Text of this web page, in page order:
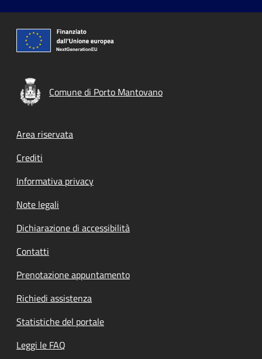
Comune di Porto Mantovano
Footer menu
Area riservata
Crediti
Informativa privacy
Note legali
Dichiarazione di accessibilità
Contatti
Prenotazione appuntamento
Richiedi assistenza
Statistiche del portale
Leggi le FAQ